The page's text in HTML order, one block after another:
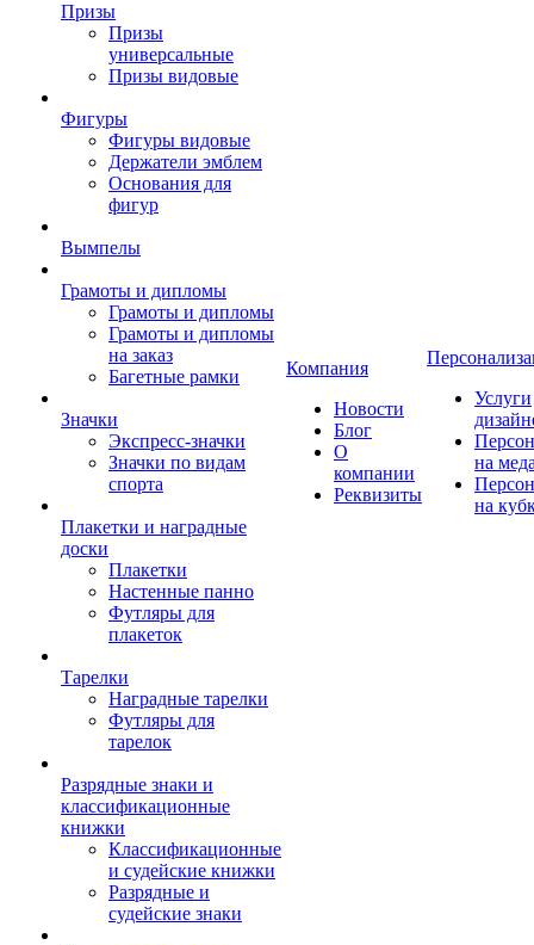
Призы
Призы
универсальные
Призы видовые
Фигуры
Фигуры видовые
Держатели эмблем
Основания для
фигур
Вымпелы
Грамоты и дипломы
Грамоты и дипломы
Грамоты и дипломы
на заказ
Багетные рамки
Значки
Экспресс-значки
Значки по видам
спорта
Плакетки и наградные
доски
Плакетки
Настенные панно
Футляры для
плакеток
Тарелки
Наградные тарелки
Футляры для
тарелок
Разрядные знаки и
классификационные
книжки
Классификационные
и судейские книжки
Разрядные и
судейские знаки
Компания
Новости
Блог
О
компании
Реквизиты
Услуги
на
на